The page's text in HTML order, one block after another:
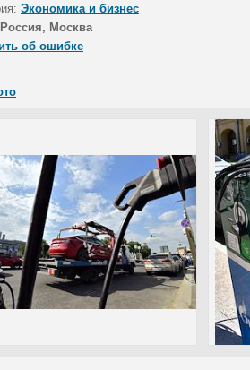
Экономика и бизнес
Россия, Москва
об ошибке